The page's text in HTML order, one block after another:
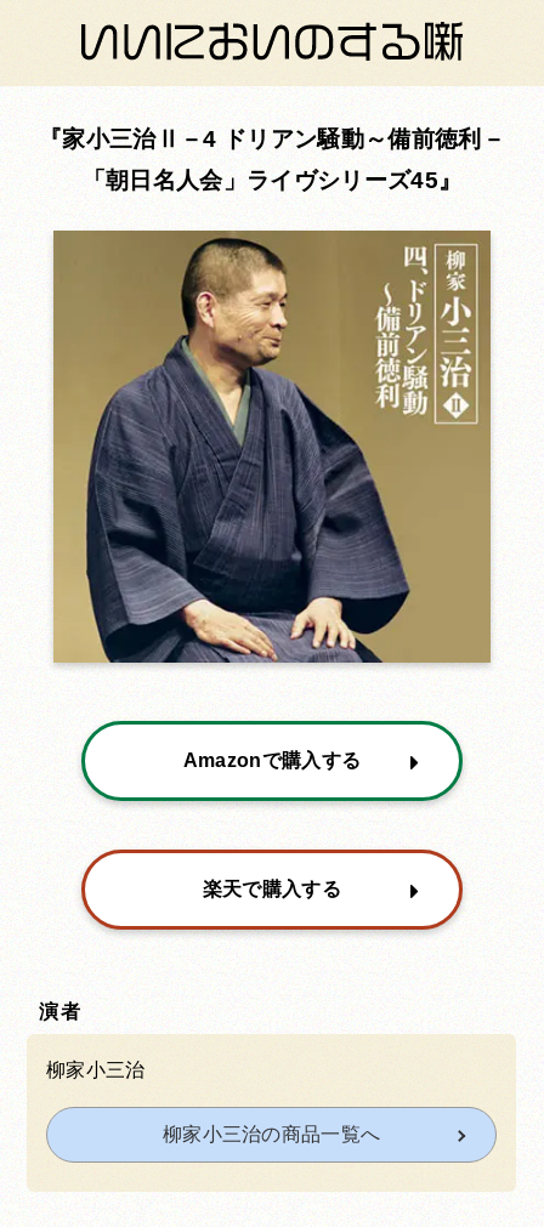
家小三治Ⅱ－4 ドリアン騒動～備前徳利－
「朝日名人会」ライヴシリーズ45
Amazonで購入する
楽天で購入する
演者
柳家小三治
柳家小三治の商品一覧へ